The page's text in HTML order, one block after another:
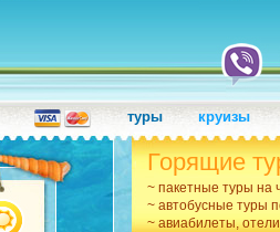
туры круизы
Горящие
~ пакетные туры на
~ автобусные туры
~ авиабилеты,